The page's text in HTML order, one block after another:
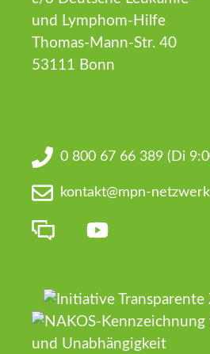
und Lymphom-Hilfe
Thomas-Mann-Str. 40
53111 Bonn
0 800 67 66 389 (Di
kontakt@mpn-